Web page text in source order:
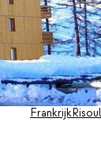
FrankrijkRisoul